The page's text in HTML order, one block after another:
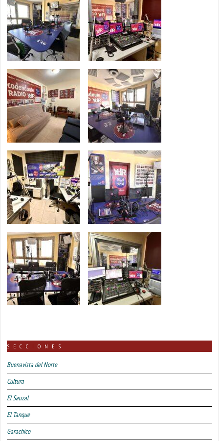
SECCIONES
Buenavista del Norte
Cultura
El Sauzal
El Tanque
Garachico